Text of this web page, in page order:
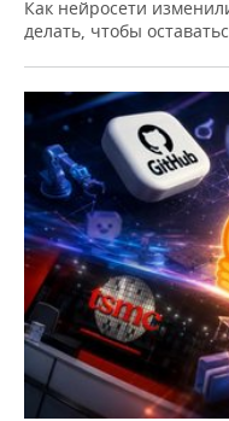
Как нейросети
делать, чтобы